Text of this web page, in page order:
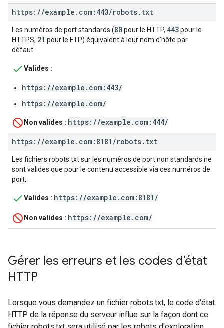
https: //example . com:443/robots. txt
Les numéros de port standards (80pour le HTTP, 443pour le
HTTPS, 21 pour le FTP) équivalent à leur nom d'hôte par
défaut.
Valides :
https://example.com:443/
https://example.com/
Non valides : https://example.com:444/
https: //example . com:8181 /robots. txt
Les fichiers robots.txt sur les numéros de port non standards ne
sont valides que pour le contenu accessible via ces numéros de
port.
Valides : https://example.com:8181/
Non valides : https://example.com/
Gérer les erreurs et les codes d'état
HTTP
Lorsque vous demandez un fichier robots.txt, le code d'état
HTTP de la réponse du serveur influe sur la façon dont ce